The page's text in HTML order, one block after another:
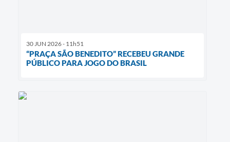
30 JUN 2026 - 11h51
“PRAÇA SÃO BENEDITO” RECEBEU GRANDE
PÚBLICO PARA JOGO DO BRASIL